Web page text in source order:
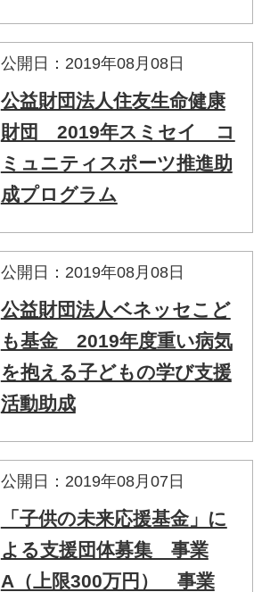
公開日：2019年08月08日
公益財団法人住友生命健康
財団 2019年スミセイ コ
ミュニティスポーツ推進助
成プログラム
公開日：2019年08月08日
公益財団法人ベネッセこど
も基金 2019年度重い病気
を抱える子どもの学び支援
活動助成
公開日：2019年08月07日
「子供の未来応援基金」に
よる支援団体募集 事業
A（上限300万円） 事業